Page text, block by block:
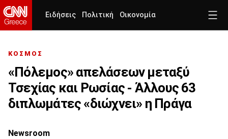
Ειδήσεις Πολιτική Οικονομία
ΚΟΣΜΟΣ
«Πόλεμος» απελάσεων μεταξύ
Τσεχίας και Ρωσίας - Άλλους 63
διπλωμάτες «διώχνει» η Πράγα
Newsroom